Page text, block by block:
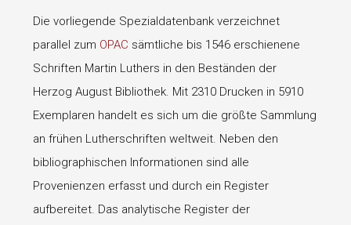
Die vorliegende Spezialdatenbank verzeichnet
parallel zum OPAC sämtliche bis 1546 erschienene
Schriften Martin Luthers in den Beständen der
Herzog August Bibliothek. Mit 2310 Drucken in 5910
Exemplaren handelt es sich um die größte Sammlung
an frühen Lutherschriften weltweit. Neben den
bibliographischen Informationen sind alle
Provenienzen erfasst und durch ein Register
aufbereitet. Das analytische Register der